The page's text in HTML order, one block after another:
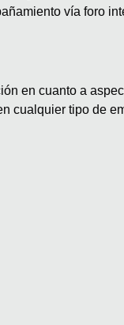
vía foro
en cuanto a
cualquier tipo de